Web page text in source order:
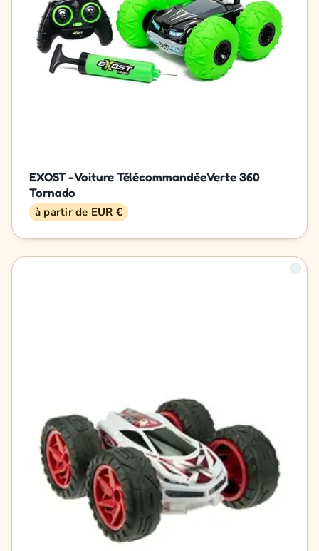
EXOST - Voiture Télécommandée Verte 360
Tornado
à partir de EUR €